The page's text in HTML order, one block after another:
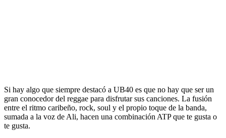
Si hay algo que siempre destacó a UB40 es que no hay que ser un
gran conocedor del reggae para disfrutar sus canciones. La fusión
entre el ritmo caribeño, rock, soul y el propio toque de la banda,
sumada a la voz de Ali, hacen una combinación ATP que te gusta o
te gusta.